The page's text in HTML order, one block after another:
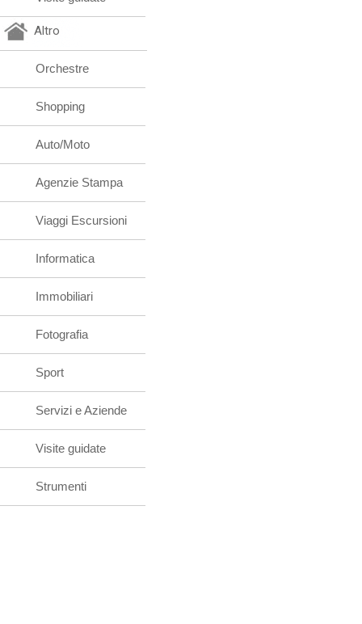
Altro
Orchestre
Shopping
Auto/Moto
Agenzie Stampa
Viaggi Escursioni
Informatica
Immobiliari
Fotografia
Sport
Servizi e Aziende
Visite guidate
Strumenti